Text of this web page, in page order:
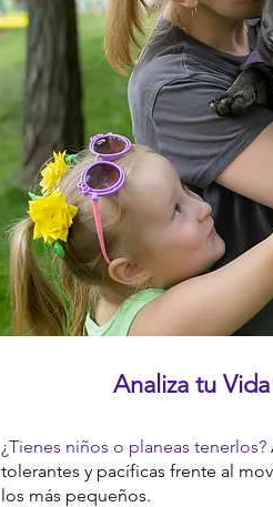
Analiza tu
¿Tienes niños o planeas tenerlos?
tolerantes y pacíficas frente al
los más pequeños.